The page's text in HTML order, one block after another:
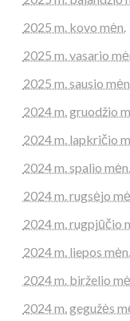
2025 m. kovo mėn.
2025 m. vasario
2025 m. sausio
2024 m. gruodžio
2024 m. lapkričio
2024 m. spalio mėn.
2024 m. rugsėjo
2024 m. rugpjūčio
2024 m. liepos mėn.
2024 m. birželio
2024 m. gegužės